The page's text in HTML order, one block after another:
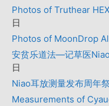
Photos of Truthear
日
Photos of MoonDrop
安贫乐道法—记草医
日
Niao耳放测量发布周年祭
Measurements of